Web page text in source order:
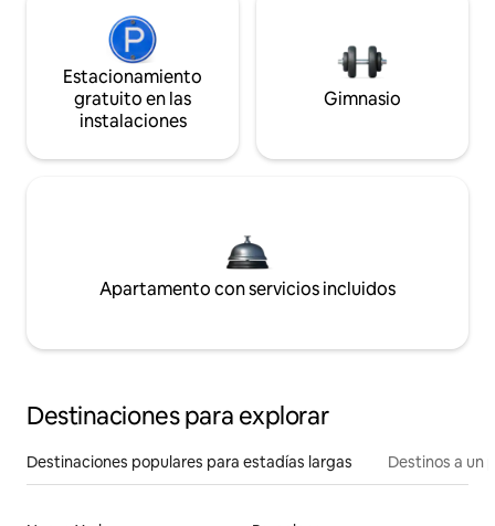
Estacionamiento
gratuito en las
instalaciones
Gimnasio
Apartamento con servicios incluidos
Destinaciones para explorar
Destinaciones populares para estadías largas Destinos a un